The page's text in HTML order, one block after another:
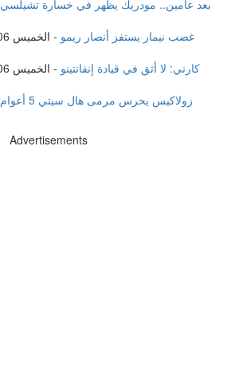
بعد عامين.. مودريك يظهر في خسارة تشيلسي
غضب نيمار يستفز أنصار ريمو -
كارني: لا أثق في قيادة إنفانتينو -
زولاكيس يحرس مرمى هال سيتي 5 أعوام
Advertisements